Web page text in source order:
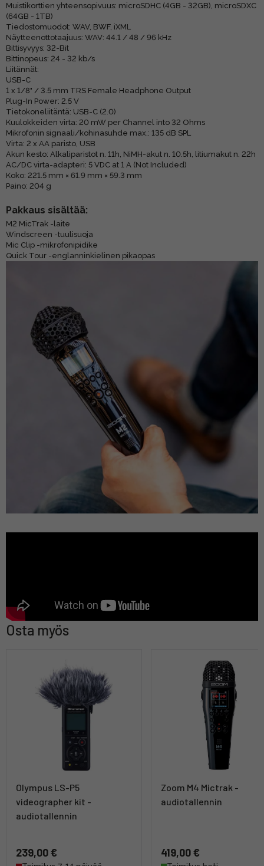
Muistikorttien yhteensopivuus: microSDHC (4GB - 32GB), microSDXC
(64GB - 1TB)
Tiedostomuodot: WAV, BWF, iXML
Näytteenottotaajuus: WAV: 44.1 / 48 / 96 kHz
Bittisyvyys: 32-Bit
Bittinopeus: 24 - 32 kb/s
Liitännät:
USB-C
1 x 1/8" / 3.5 mm TRS Female Headphone Output
Plug-In Power: 2.5 V
Tietokoneliitäntä: USB-C (2.0)
Kuulokkeiden virta: 20 mW per Channel into 32 Ohms
Mikrofonin signaali/kohinasuhde max.: 135 dB SPL
Virta: 2 x AA paristo, USB
Akun kesto: Alkaliparistot n. 11h, NiMH-akut n. 10.5h, litiumakut n. 22h
AC/DC virta-adapteri: 5 VDC at 1 A (Not Included)
Koko: 221.5 mm × 61.9 mm × 59.3 mm
Paino: 204 g
Pakkaus sisältää:
M2 MicTrak -laite
Windscreen -tuulisuoja
Mic Clip -mikrofonipidike
Quick Tour -englanninkielinen pikaopas
Osta myös
Olympus LS-P5
videographer kit -
audiotallennin
239,00 €
Zoom M4 Mictrak -
audiotallennin
419,00 €